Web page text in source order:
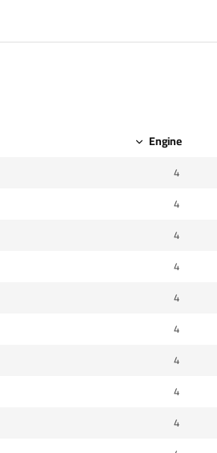
Engine
4
4
4
4
4
4
4
4
4